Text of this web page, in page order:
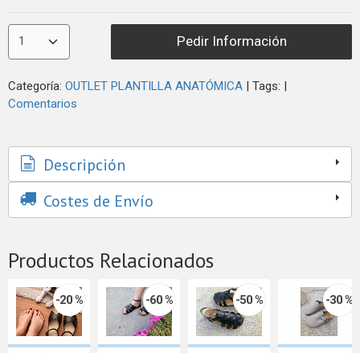
Pedir Información
Categoría: OUTLET PLANTILLA ANATÓMICA | Tags: |
Comentarios
Descripción
Costes de Envío
Productos Relacionados
-20 % -60 % -50 % -30 %